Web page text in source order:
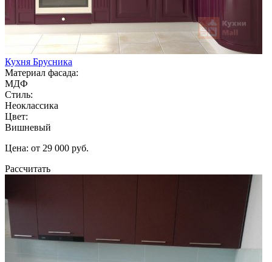
Кухня Брусника
Материал фасада:
МДФ
Стиль:
Неоклассика
Цвет:
Вишневый
Цена: от 29 000 руб.
Рассчитать